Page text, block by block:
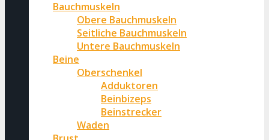
Bauchmuskeln
Obere Bauchmuskeln
Seitliche Bauchmuskeln
Untere Bauchmuskeln
Beine
Oberschenkel
Adduktoren
Beinbizeps
Beinstrecker
Waden